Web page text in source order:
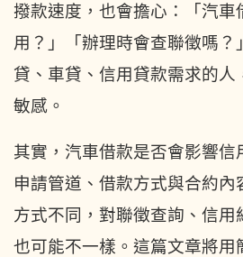
撥款速度，也會擔心：「汽車
用？」「辦理時會查聯徵嗎？
貸、車貸、信用貸款需求的人
敏感。
其實，汽車借款是否會影響信
申請管道、借款方式與合約內
方式不同，對聯徵查詢、信用
也可能不一樣。這篇文章將用